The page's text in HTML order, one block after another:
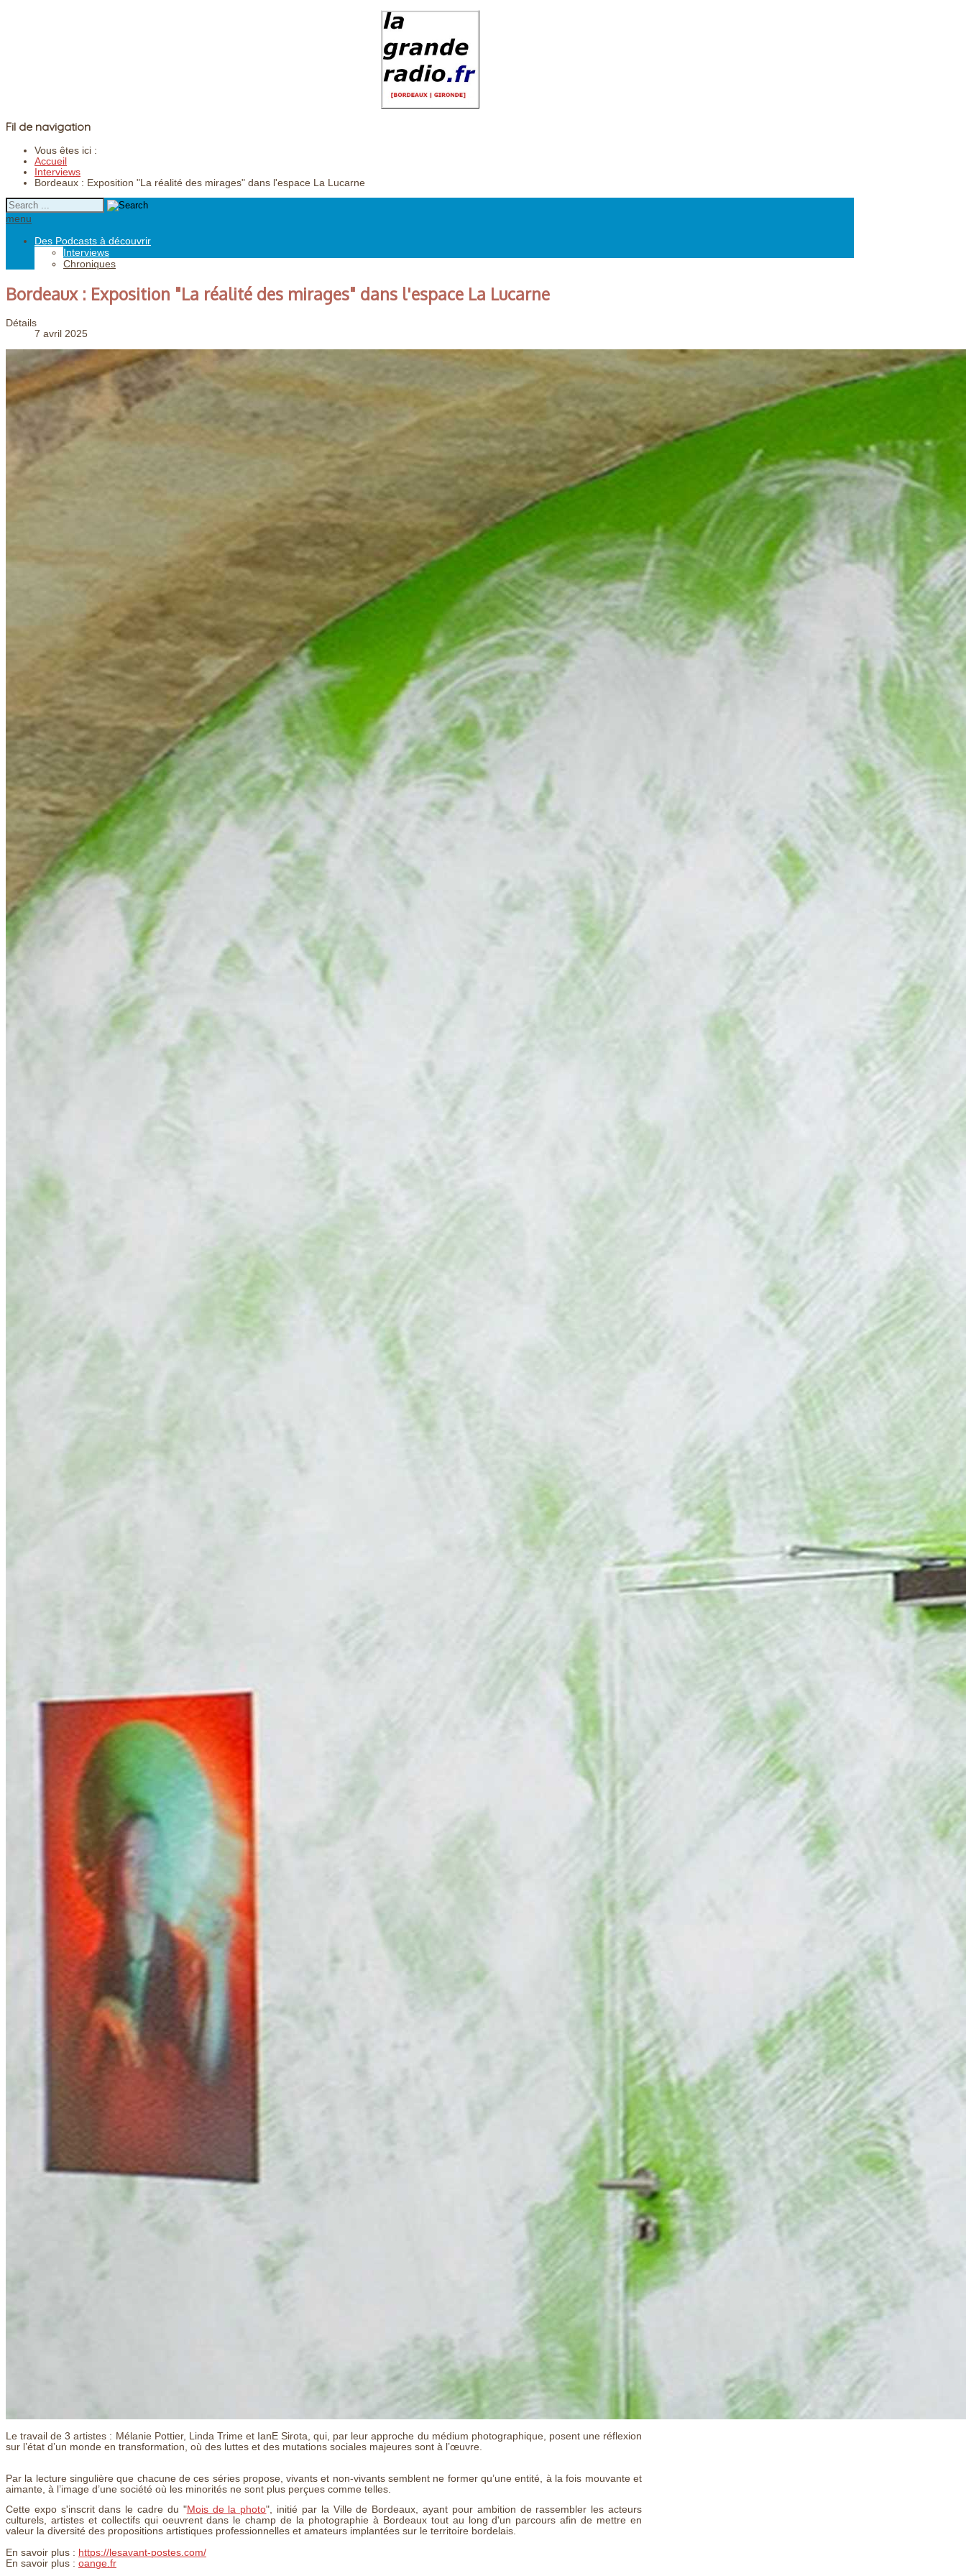
Fil de navigation
Vous êtes ici :
Accueil
Interviews
Bordeaux : Exposition "La réalité des mirages" dans l'espace La Lucarne
menu
Des Podcasts à découvrir
Interviews
Chroniques
Bordeaux : Exposition "La réalité des mirages" dans l'espace La Lucarne
Détails
7 avril 2025
Le travail de 3 artistes : Mélanie Pottier, Linda Trime et IanE Sirota, qui, par leur approche du médium photographique, posent une réflexion
sur l’état d’un monde en transformation, où des luttes et des mutations sociales majeures sont à l’œuvre.
Par la lecture singulière que chacune de ces séries propose, vivants et non-vivants semblent ne former qu’une entité, à la fois mouvante et
aimante, à l’image d’une société où les minorités ne sont plus perçues comme telles.
Cette expo s'inscrit dans le cadre du "Mois de la photo", initié par la Ville de Bordeaux, ayant pour ambition de rassembler les acteurs
culturels, artistes et collectifs qui oeuvrent dans le champ de la photographie à Bordeaux tout au long d'un parcours afin de mettre en
valeur la diversité des propositions artistiques professionnelles et amateurs implantées sur le territoire bordelais.
En savoir plus : https://lesavant-postes.com/
En savoir plus : oange.fr